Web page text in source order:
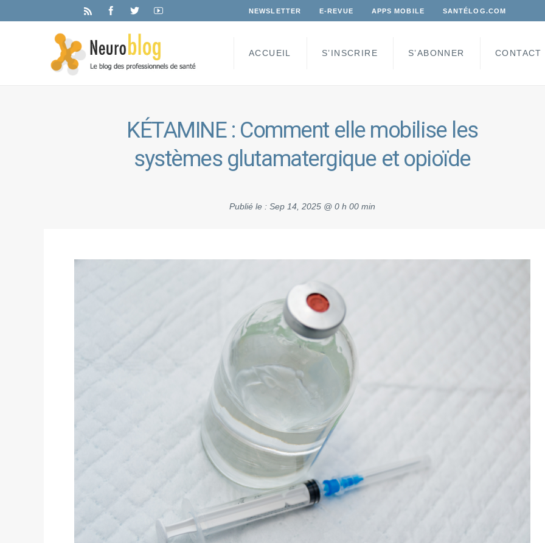
NEWSLETTER E-REVUE APPS MOBILE SANTÉLOG.COM
ACCUEIL S’INSCRIRE S’ABONNER CONTACT
KÉTAMINE : Comment elle mobilise les
systèmes glutamatergique et opioïde
Publié le : Sep 14, 2025 @ 0 h 00 min